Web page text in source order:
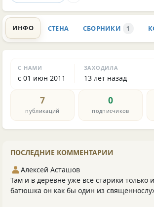
ИНФО СТЕНА СБОРНИКИ 1
С НАМИ
с 01 июн 2011
ЗАХОДИЛА
13 лет назад
7
публикаций
0
подписчиков
ПОСЛЕДНИЕ КОММЕНТАРИИ
Алексей Асташов
Там и в деревне уже все старики только
батюшка он как бы один из